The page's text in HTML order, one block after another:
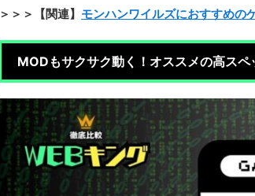
＞＞＞【関連】 モンハンワイルズにおすすめの
MODもサクサク動く！オススメの高ス